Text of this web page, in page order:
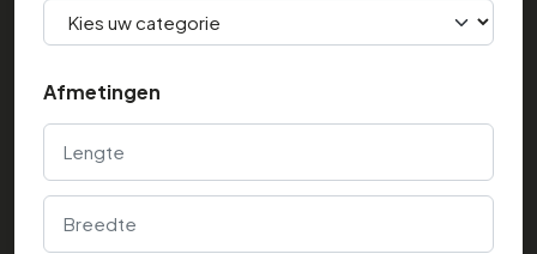
Afmetingen
Lengte
Breedte